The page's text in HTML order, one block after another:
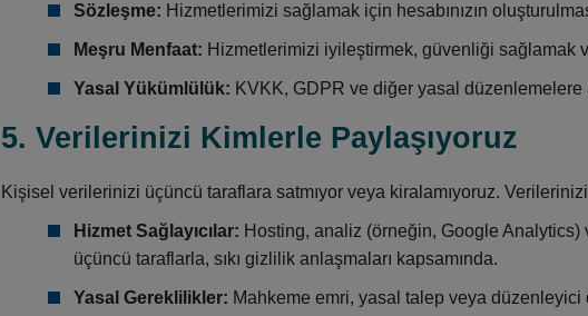
Sözleşme: Hizmetlerimizi sağlamak için hesabınızın
Meşru Menfaat: Hizmetlerimizi iyileştirmek, güvenliği sağlamak
Yasal Yükümlülük: KVKK, GDPR ve diğer yasal düzenlemelere
5. Verilerinizi Kimlerle Paylaşıyoruz
Kişisel verilerinizi üçüncü taraflara satmıyor veya kiralamıyoruz.
Hizmet Sağlayıcılar: Hosting, analiz (örneğin, Google
üçüncü taraflarla, sıkı gizlilik anlaşmaları kapsamında.
Yasal Gereklilikler: Mahkeme emri, yasal talep veya